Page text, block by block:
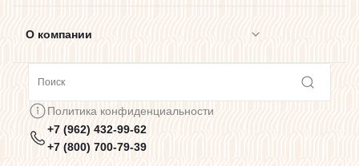
О компании
Предупреждения о цветопередаче
Политика конфиденциальности
+7 (962) 432-99-62
+7 (800) 700-79-39